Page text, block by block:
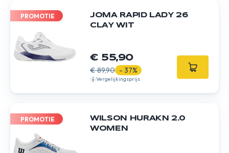
PROMOTIE
JOMA RAPID LADY 26
CLAY WIT
€ 55,90
€ 89,90 - 37%
Vergelijkingsprijs
PROMOTIE
WILSON HURAKN 2.0
WOMEN